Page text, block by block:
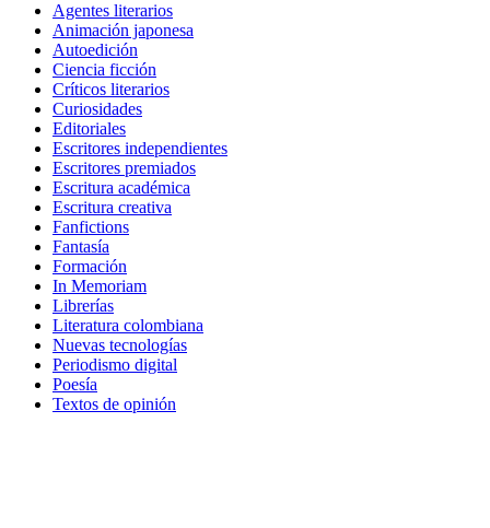
Agentes literarios
Animación japonesa
Autoedición
Ciencia ficción
Críticos literarios
Curiosidades
Editoriales
Escritores independientes
Escritores premiados
Escritura académica
Escritura creativa
Fanfictions
Fantasía
Formación
In Memoriam
Librerías
Literatura colombiana
Nuevas tecnologías
Periodismo digital
Poesía
Textos de opinión